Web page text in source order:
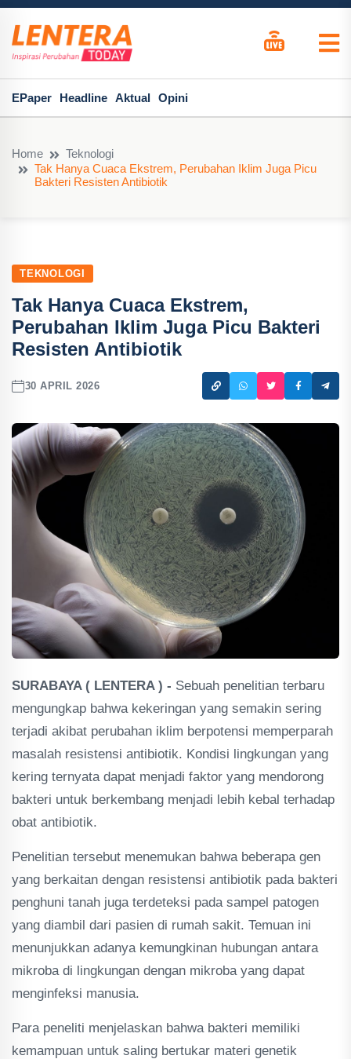
EPaper Headline Aktual Opini
Home
Teknologi
Tak Hanya Cuaca Ekstrem, Perubahan Iklim Juga Picu
Bakteri Resisten Antibiotik
TEKNOLOGI
Tak Hanya Cuaca Ekstrem,
Perubahan Iklim Juga Picu Bakteri
Resisten Antibiotik
30 APRIL 2026
SURABAYA ( LENTERA ) - Sebuah penelitian terbaru
mengungkap bahwa kekeringan yang semakin sering
terjadi akibat perubahan iklim berpotensi memperparah
masalah resistensi antibiotik. Kondisi lingkungan yang
kering ternyata dapat menjadi faktor yang mendorong
bakteri untuk berkembang menjadi lebih kebal terhadap
obat antibiotik.
Penelitian tersebut menemukan bahwa beberapa gen
yang berkaitan dengan resistensi antibiotik pada bakteri
penghuni tanah juga terdeteksi pada sampel patogen
yang diambil dari pasien di rumah sakit. Temuan ini
menunjukkan adanya kemungkinan hubungan antara
mikroba di lingkungan dengan mikroba yang dapat
menginfeksi manusia.
Para peneliti menjelaskan bahwa bakteri memiliki
kemampuan untuk saling bertukar materi genetik